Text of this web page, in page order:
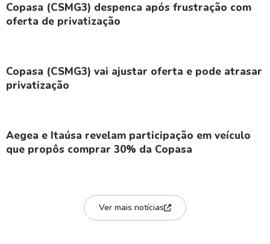
Copasa (CSMG3) despenca após frustração com
oferta de privatização
Copasa (CSMG3) vai ajustar oferta e pode atrasar
privatização
Aegea e Itaúsa revelam participação em veículo
que propôs comprar 30% da Copasa
Ver mais notícias